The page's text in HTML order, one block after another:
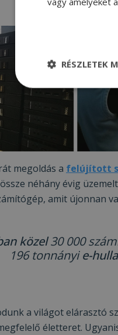
megoldás a felújított
néhány évig
amit újonnan
közel30 000
196 tonnányie-
a világot elárasztó
életteret.
RÉSZLETEK
szükséges
Az